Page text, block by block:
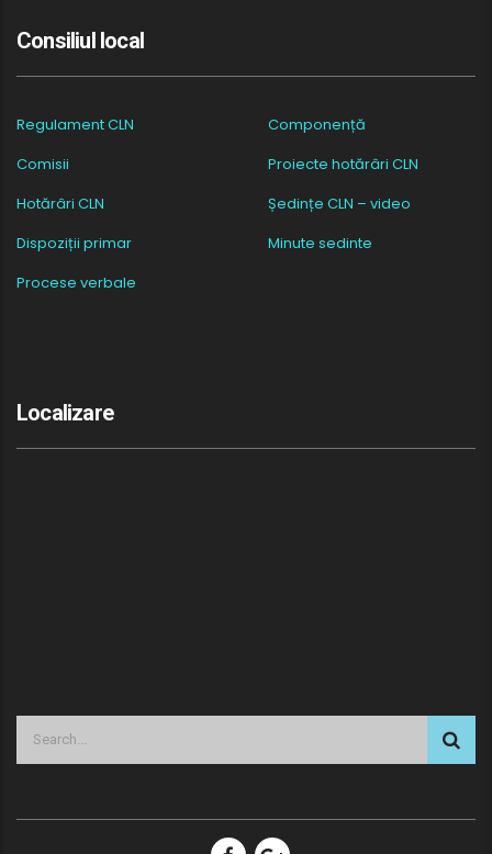
Consiliul local
Regulament CLN
Componență
Comisii
Proiecte hotărâri CLN
Hotărâri CLN
Ședințe CLN – video
Dispoziții primar
Minute sedinte
Procese verbale
Localizare